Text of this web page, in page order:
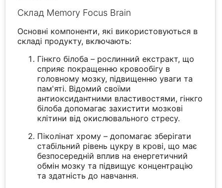
Склад Memory Focus Brain
Основні компоненти, які використовуються в
складі продукту, включають:
Гінкго білоба – рослинний екстракт, що
сприяє покращенню кровообігу в
головному мозку, підвищенню уваги та
пам'яті. Відомий своїми
антиоксидантними властивостями, гінкго
білоба допомагає захистити мозкові
клітини від окислювального стресу.
Піколінат хрому – допомагає зберігати
стабільний рівень цукру в крові, що має
безпосередній вплив на енергетичний
обмін мозку та підвищує концентрацію
та здатність до навчання.